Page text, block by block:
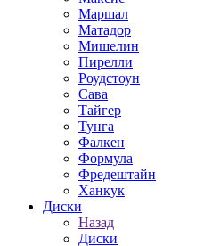
Маршал
Матадор
Мишелин
Пирелли
Роудстоун
Сава
Тайгер
Тунга
Фалкен
Формула
Фредештайн
Ханкук
Диски
Назад
Диски